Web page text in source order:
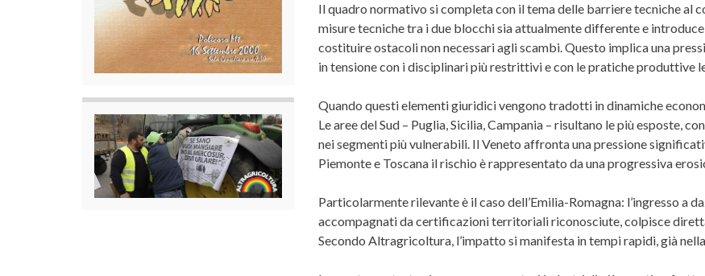
Il quadro normativo si completa con il tema delle barriere tecniche al
misure tecniche tra i due blocchi sia attualmente differente e
costituire ostacoli non necessari agli scambi. Questo implica una
in tensione con i disciplinari più restrittivi e con le pratiche produttive
Quando questi elementi giuridici vengono tradotti in dinamiche
Le aree del Sud – Puglia, Sicilia, Campania – risultano le più esposte,
nei segmenti più vulnerabili. Il Veneto affronta una pressione
Piemonte e Toscana il rischio è rappresentato da una progressiva
Particolarmente rilevante è il caso dell’Emilia-Romagna: l’ingresso a
accompagnati da certificazioni territoriali riconosciute, colpisce
Secondo Altragricoltura, l’impatto si manifesta in tempi rapidi, già